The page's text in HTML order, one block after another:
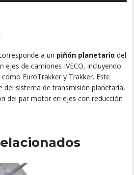
a un piñón planetario del
ejes de camiones IVECO, incluyendo
EuroTrakker y Trakker. Este
sistema de transmisión planetaria,
del par motor en ejes con reducción